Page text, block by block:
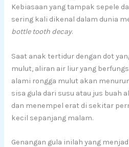
Kebiasaan yang tampak sepele
sering kali dikenal dalam dunia
bottle tooth decay.
Saat anak tertidur dengan dot
mulut, aliran air liur yang
alami rongga mulut akan
sisa gula dari susu atau jus buah
dan menempel erat di sekitar
kecil sepanjang malam.
Genangan gula inilah yang